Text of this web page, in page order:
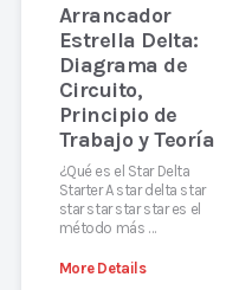
Arrancador
Estrella Delta:
Diagrama de
Circuito,
Principio de
Trabajo y Teoría
¿Qué es el Star Delta
Starter A star delta star
star star star star es el
método más …
More Details